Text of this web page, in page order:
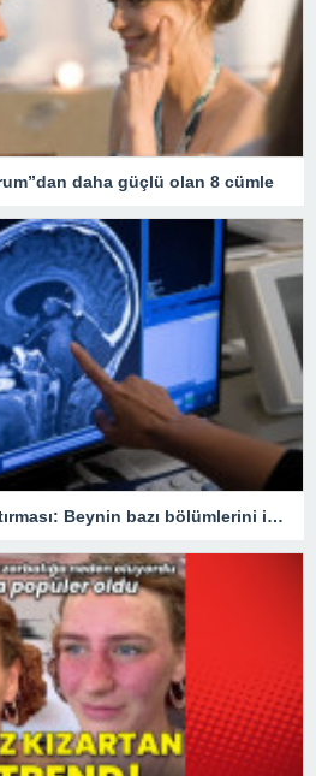
daha güçlü olan 8 cümle
Cinsiyet ayrımcılığı araştırması: Beynin bazı bölümlerini inceltebiliyor